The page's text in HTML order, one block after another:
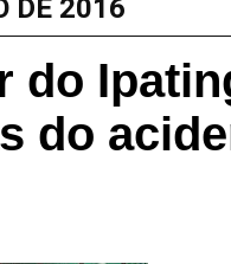
DE 2016
do
do